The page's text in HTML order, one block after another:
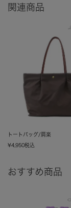
関連商品
トートバッグ/肩楽
¥4,950税込
おすすめ商品